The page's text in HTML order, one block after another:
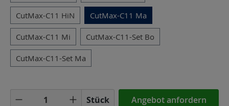
CutMax-C11 HiN CutMax-C11 Ma
CutMax-C11 Mi CutMax-C11-Set Bo
CutMax-C11-Set Ma
Produkt Anzahl: Gib den gewünschten
Stück Angebot anfordern